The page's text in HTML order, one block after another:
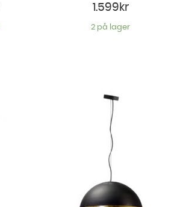
1.599 kr
2 på lager